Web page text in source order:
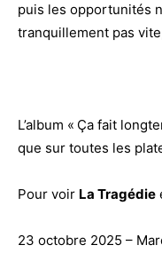
puis les opportunités
tranquillement pas
L’album « Ça fait
que sur toutes les
Pour voir La Tragédie
23 octobre 2025 –